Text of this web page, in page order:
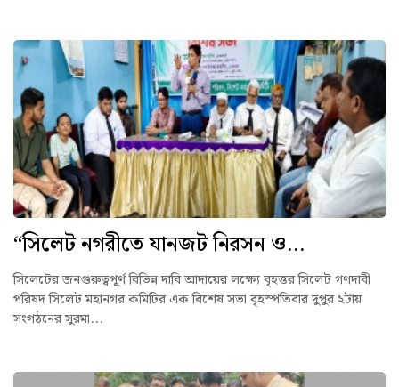
“সিলেট নগরীতে যানজট নিরসন ও...
সিলেটের জনগুরুত্বপূর্ণ বিভিন্ন দাবি আদায়ের লক্ষ্যে বৃহত্তর সিলেট গণদাবী
পরিষদ সিলেট মহানগর কমিটির এক বিশেষ সভা বৃহস্পতিবার দুপুর ২টায়
সংগঠনের সুরমা...